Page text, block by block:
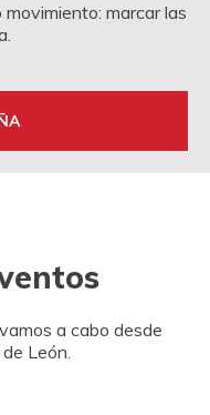
marcar las
a cabo desde
León.